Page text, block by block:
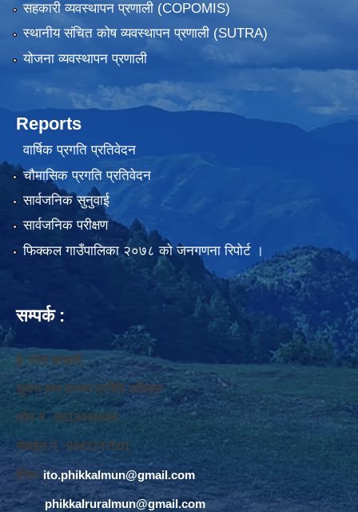
सहकारी व्यवस्थापन प्रणाली (COPOMIS)
स्थानीय संचित कोष व्यवस्थापन प्रणाली (SUTRA)
योजना व्यवस्थापन प्रणाली
Reports
वार्षिक प्रगति प्रतिवेदन
चौमासिक प्रगति प्रतिवेदन
सार्वजनिक सुनुवाई
सार्वजनिक परीक्षण
फिक्कल गाउँपालिका २०७८ को जनगणना रिपोर्ट ।
सम्पर्क :
ई. नरेश बराइली
सुचना तथा सञ्‍चार प्रविधि अधिकृत
फोन नं. 9813445685
मोवाईल नं. 9843747501
ईमेलः ito.phikkalmun@gmail.com
phikkalruralmun@gmail.com